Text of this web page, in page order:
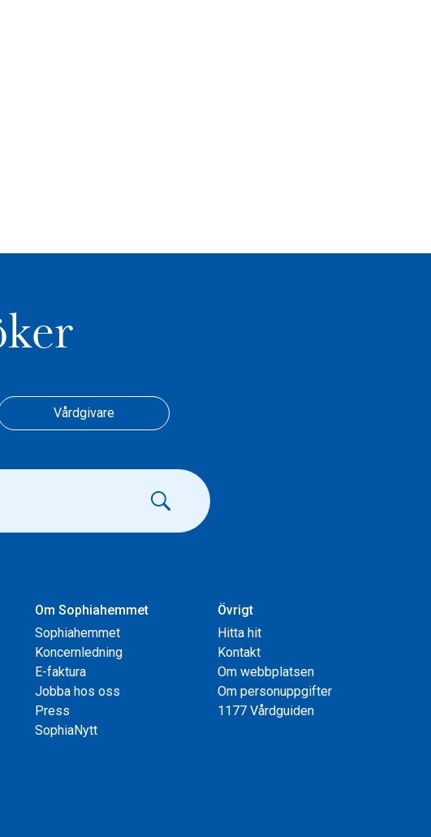
Vårdgivare
Om Sophiahemmet
Sophiahemmet
Koncernledning
E-faktura
Jobba hos oss
Press
SophiaNytt
Övrigt
Hitta hit
Kontakt
Om webbplatsen
Om personuppgifter
1177 Vårdguiden